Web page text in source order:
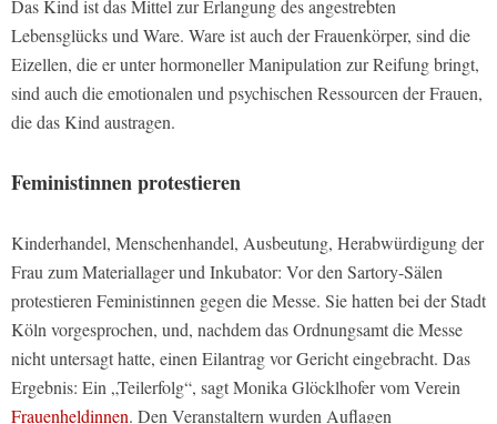
Das Kind ist das Mittel zur Erlangung des angestrebten
Lebensglücks und Ware. Ware ist auch der Frauenkörper, sind die
Eizellen, die er unter hormoneller Manipulation zur Reifung bringt,
sind auch die emotionalen und psychischen Ressourcen der Frauen,
die das Kind austragen.
Feministinnen protestieren
Kinderhandel, Menschenhandel, Ausbeutung, Herabwürdigung der
Frau zum Materiallager und Inkubator: Vor den Sartory-Sälen
protestieren Feministinnen gegen die Messe. Sie hatten bei der Stadt
Köln vorgesprochen, und, nachdem das Ordnungsamt die Messe
nicht untersagt hatte, einen Eilantrag vor Gericht eingebracht. Das
Ergebnis: Ein „Teilerfolg“, sagt Monika Glöcklhofer vom Verein
Frauenheldinnen. Den Veranstaltern wurden Auflagen